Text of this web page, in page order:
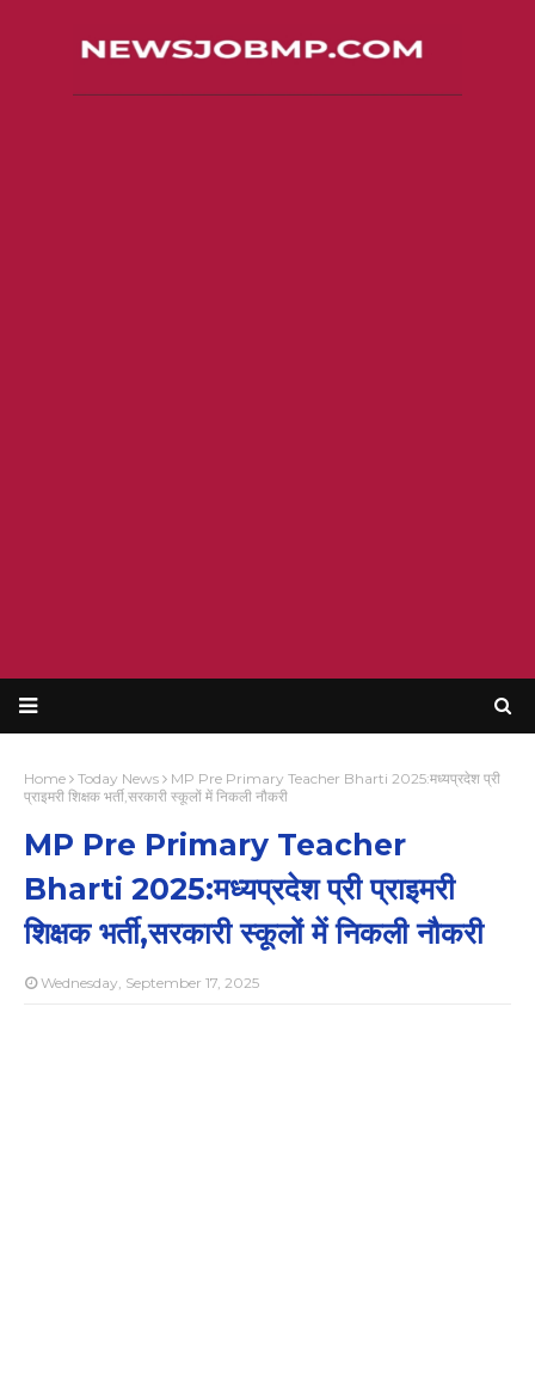
Home Today News
MP Pre Primary Teacher Bharti 2025:मध्यप्रदेश प्री
प्राइमरी शिक्षक भर्ती,सरकारी स्कूलों में निकली नौकरी
MP Pre Primary Teacher
Bharti 2025:मध्यप्रदेश प्री प्राइमरी
शिक्षक भर्ती,सरकारी स्कूलों में निकली नौकरी
Wednesday, September 17, 2025